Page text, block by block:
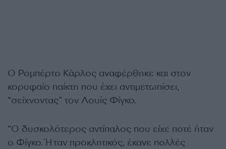
Ο Ρομπέρτο Κάρλος αναφέρθηκε και στον
κορυφαίο παίκτη που έχει αντιμετωπίσει,
“σείχνοντας” τον Λουίς Φίγκο.
“Ο δυσκολότερος αντίπαλος που είχε ποτέ ήταν
ο Φίγκο. Ήταν προκλητικός, έκανε πολλές